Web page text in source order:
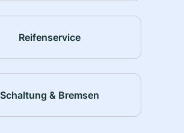
Reifenservice
Schaltung & Bremsen